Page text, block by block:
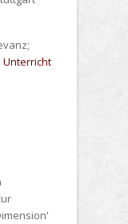
Unterricht